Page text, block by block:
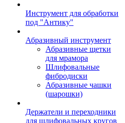
Инструмент для обработки
под "Антику"
Абразивный инструмент
Абразивные щетки
для мрамора
Шлифовальные
фибродиски
Абразивные чашки
(шарошки)
Держатели и переходники
для шлифовальных кругов